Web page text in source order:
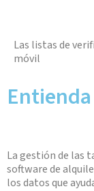
Las listas de
móvil
La gestión de las
software de
los datos que